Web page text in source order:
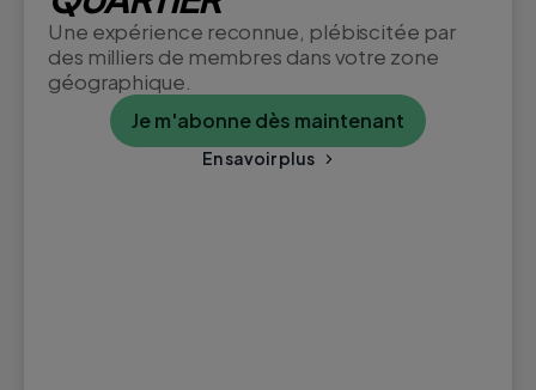
Une expérience reconnue, plébiscitée par
des milliers de membres dans votre zone
géographique.
Je m'abonne dès maintenant
En savoir plus